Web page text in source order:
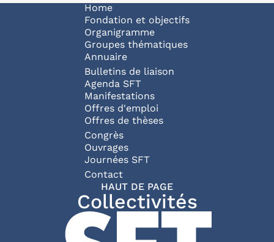
Navigation principale
Home
Fondation et objectifs
Organigramme
Groupes thématiques
Annuaire
Bulletins de liaison
Agenda SFT
Manifestations
Offres d'emploi
Offres de thèses
Congrès
Ouvrages
Journées SFT
Pied de page
Contact
HAUT DE PAGE
Collectivités